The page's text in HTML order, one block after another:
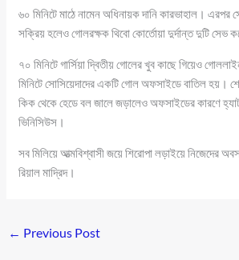
৬০ মিনিটে মাঠে নামেন অধিনায়ক দানি কারভাহাল। এরপর
সক্রিয় হলেও গোলরক্ষক থিবো কোর্তোয়া দুর্দান্ত দুটি সেভ
৭০ মিনিটে গার্সিয়া দ্বিতীয় গোলের খুব কাছে গিয়েও
মিনিটে সোসিয়েদাদের একটি গোল অফসাইডে বাতিল হয়।
কিক থেকে হেডে বল জালে জড়ালেও অফসাইডের কারণে
ভিনিসিউস।
সব মিলিয়ে আত্মবিশ্বাসী জয়ে শিরোপা লড়াইয়ে নিজেদের
রিয়াল মাদ্রিদ।
← Previous Post